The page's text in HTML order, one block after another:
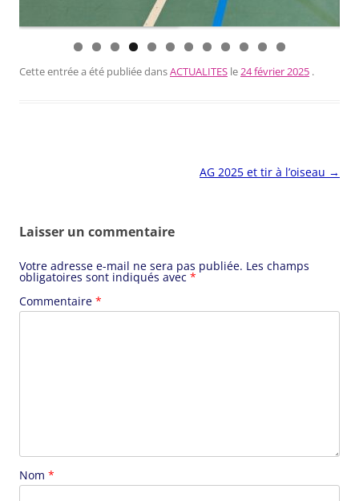
0 1 2
Cette entrée a été publiée dansACTUALITES le24 février 2025 .
AG 2025 et tir à l’oiseau →
Laisser un commentaire
Votre adresse e-mail ne sera pas publiée. Les champs
obligatoires sont indiqués avec *
Commentaire *
Nom *